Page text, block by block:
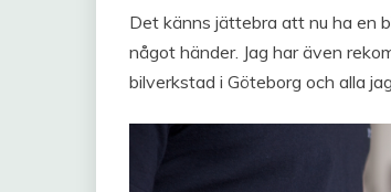
Det känns jättebra att nu ha en
något händer. Jag har även
bilverkstad i Göteborg och alla